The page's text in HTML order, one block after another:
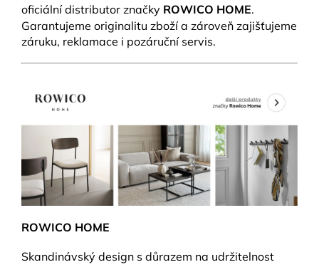
oficiální distributor značky ROWICO HOME.
Garantujeme originalitu zboží a zároveň zajišťujeme
záruku, reklamace i pozáruční servis.
ROWICO HOME
Skandinávský design s důrazem na udržitelnost